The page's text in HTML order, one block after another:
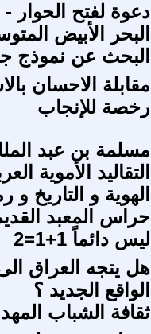
دعوة لفتح
البحر الأبيض
البحث عن نموذج
مقابلة الاحسان
رخصة للإنجاب
مسلمة بن عبد
التقاليد الأموية
الهوية و التاريخ و
حراس المعبد
ليس دائماً 1+1=2
هل يتجه العراق
الواقع الجديد ؟
ثقافة الشباب